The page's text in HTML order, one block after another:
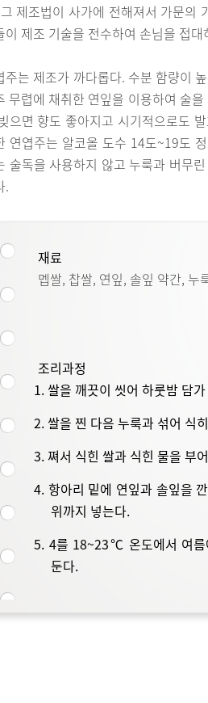
제조법이 사가에 전해져서 가문의
이 제조 기술을 전수하여 손님을 접
주는 제조가 까다롭다. 수분 함량이
무렵에 채취한 연잎을 이용하여 술
으면 향도 좋아지고 시기적으로도
연엽주는 알코올 도수 14도~19도
술독을 사용하지 않고 누룩과 버무
.
재료
멥쌀, 찹쌀, 연잎, 솔잎 약간, 누
조리과정
1. 쌀을 깨끗이 씻어 하룻밤 담
2. 쌀을 찐 다음 누룩과 섞어 식
3. 쪄서 식힌 쌀과 식힌 물을 부
4. 항아리 밑에 연잎과 솔잎을
위까지 넣는다.
5. 4를 18~23℃ 온도에서 여름
둔다.